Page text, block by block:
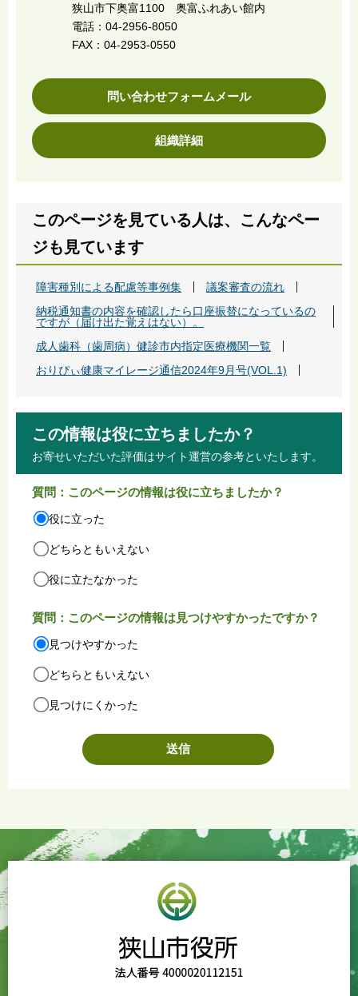
狭山市下奥富1100 奥富ふれあい館内
電話：04-2956-8050
FAX：04-2953-0550
問い合わせフォームメール
組織詳細
このページを見ている人は、こんなペー
ジも見ています
障害種別による配慮等事例集
議案審査の流れ
納税通知書の内容を確認したら口座振替になっているの
ですが（届け出た覚えはない）。
成人歯科（歯周病）健診市内指定医療機関一覧
おりぴぃ健康マイレージ通信2024年9月号(VOL.1)
この情報は役に立ちましたか？
お寄せいただいた評価はサイト運営の参考といたします。
質問：このページの情報は役に立ちましたか？
役に立った
どちらともいえない
役に立たなかった
質問：このページの情報は見つけやすかったですか？
見つけやすかった
どちらともいえない
見つけにくかった